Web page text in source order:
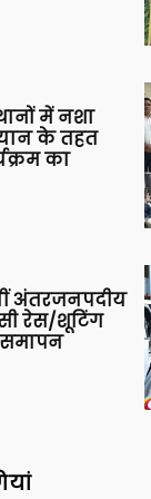
में नशा
के तहत
का
अंतरजनपदीय
रेस/शूटिंग
समापन